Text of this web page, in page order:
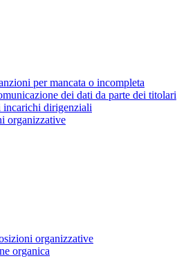
per mancata o incompleta
dei dati da parte dei titolari
incarichi dirigenziali
organizzative
organizzative
organica